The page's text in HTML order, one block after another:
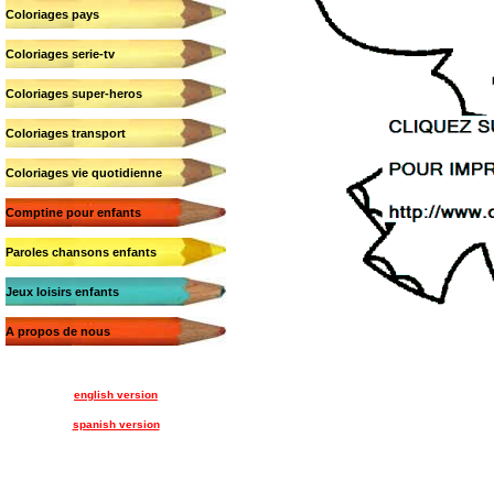
Coloriages pays
Coloriages serie-tv
Coloriages super-heros
Coloriages transport
Coloriages vie quotidienne
Comptine pour enfants
Paroles chansons enfants
Jeux loisirs enfants
A propos de nous
english version
spanish version